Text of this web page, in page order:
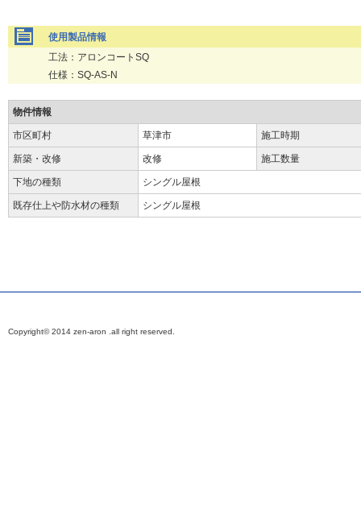
使用製品情報
工法：アロンコートSQ
仕様：SQ-AS-N
物件情報
市区町村 草津市 施工時期
新築・改修 改修 施工数量
下地の種類 シングル屋根
既存仕上や防水材の種類 シングル屋根
Copyright© 2014 zen-aron .all right reserved.